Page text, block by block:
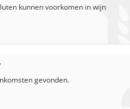
kunnen voorkomen inwijn
gevonden.